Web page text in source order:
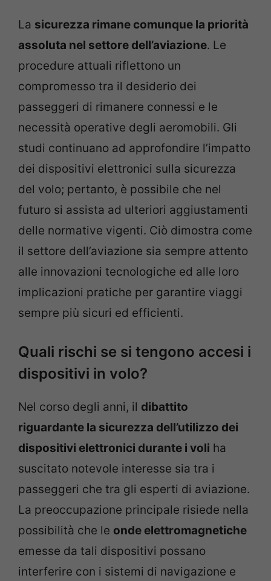
La sicurezza rimane comunque la priorità
assoluta nel settore dell’aviazione. Le
procedure attuali riflettono un
compromesso tra il desiderio dei
passeggeri di rimanere connessi e le
necessità operative degli aeromobili. Gli
studi continuano ad approfondire l’impatto
dei dispositivi elettronici sulla sicurezza
del volo; pertanto, è possibile che nel
futuro si assista ad ulteriori aggiustamenti
delle normative vigenti. Ciò dimostra come
il settore dell’aviazione sia sempre attento
alle innovazioni tecnologiche ed alle loro
implicazioni pratiche per garantire viaggi
sempre più sicuri ed efficienti.
Quali rischi se si tengono accesi i
dispositivi in volo?
Nel corso degli anni, il dibattito
riguardante la sicurezza dell’utilizzo dei
dispositivi elettronici durante i voli ha
suscitato notevole interesse sia tra i
passeggeri che tra gli esperti di aviazione.
La preoccupazione principale risiede nella
possibilità che le onde elettromagnetiche
emesse da tali dispositivi possano
interferire con i sistemi di navigazione e